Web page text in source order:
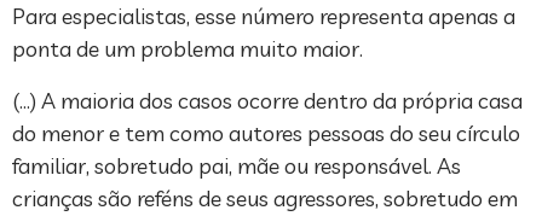
Para especialistas, esse número representa apenas a
ponta de um problema muito maior.
(…) A maioria dos casos ocorre dentro da própria casa
do menor e tem como autores pessoas do seu círculo
familiar, sobretudo pai, mãe ou responsável. As
crianças são reféns de seus agressores, sobretudo em